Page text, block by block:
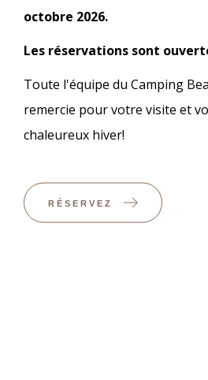
octobre 2026.
Les réservations sont
Toute l'équipe du Camping
remercie pour votre visite et
chaleureux hiver!
RÉSERVEZ